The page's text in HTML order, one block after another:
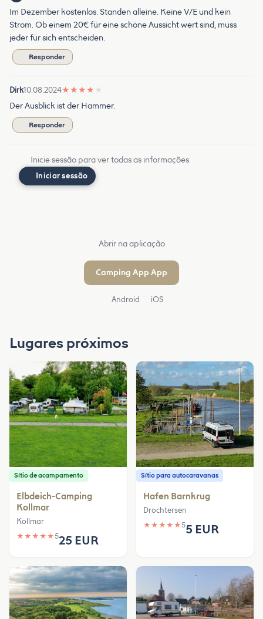
Im Dezember kostenlos. Standen alleine. Keine V/E und kein
Strom. Ob einem 20€ für eine schöne Aussicht wert sind, muss
jeder für sich entscheiden.
Responder
Dirk10.08.2024★ ★ ★ ★ ★
Der Ausblick ist der Hammer.
Responder
Inicie sessão para ver todas as informações
Iniciar sessão
Abrir na aplicação
Camping App App
Android iOS
Lugares próximos
Sítio de acampamento
Elbdeich-Camping
Kollmar
Kollmar
★ ★ ★ ★ ★525 EUR
Sítio para autocaravanas
Hafen Barnkrug
Drochtersen
★ ★ ★ ★ ★55 EUR